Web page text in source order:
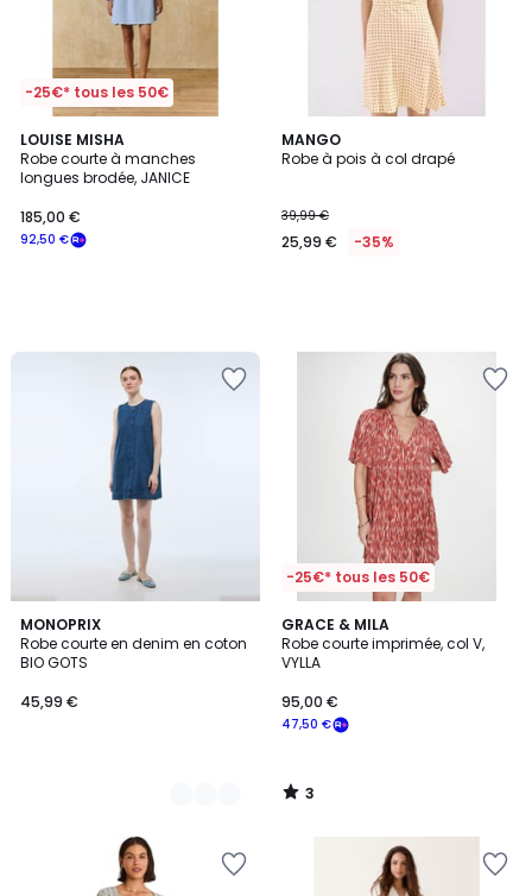
-25€* tous les 50€
LOUISE MISHA
Robe courte à manches
longues brodée, JANICE
92,50 €
185,00 €
MANGO
Robe à pois à col drapé
39,99 €
25,99 € -35%
MONOPRIX
Robe courte en denim en coton
BIO GOTS
45,99 €
2
Couleurs
-25€* tous les 50€
GRACE & MILA
Robe courte imprimée, col V,
VYLLA
47,50 €
95,00 €
3
/
5
3
/